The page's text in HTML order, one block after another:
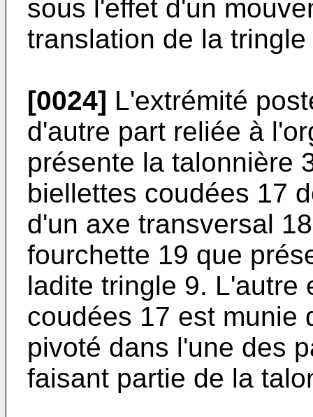
sous l'effet d'un
translation de la
[0024] L'extrémité
d'autre part reliée à
présente la talonnière
biellettes coudées 17
d'un axe transversal
fourchette 19 que
ladite tringle 9. L'autre
coudées 17 est munie
pivoté dans l'une des
faisant partie de la